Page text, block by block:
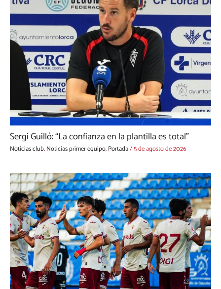
Sergi Guilló: “La confianza en la plantilla es total”
Noticias club,Noticias primer equipo,Portada/5 de agosto de 2026